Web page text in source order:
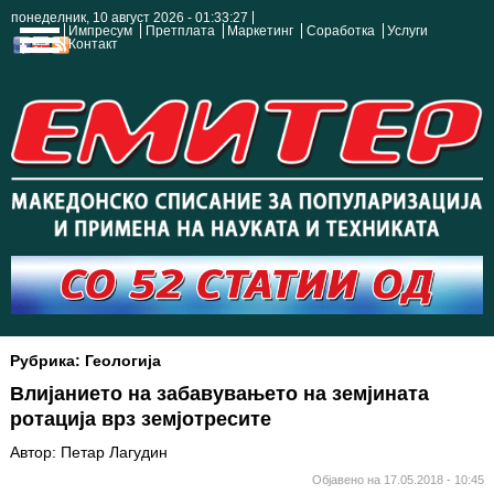
понеделник, 10 август 2026 - 01:33:28
Импресум
Претплата Маркетинг Соработка
Услуги
Контакт
Рубрика: Геологија
Влијанието на забавувањето на земјината
ротација врз земјотресите
Автор: Петар Лагудин
Објавено на 17.05.2018 - 10:45